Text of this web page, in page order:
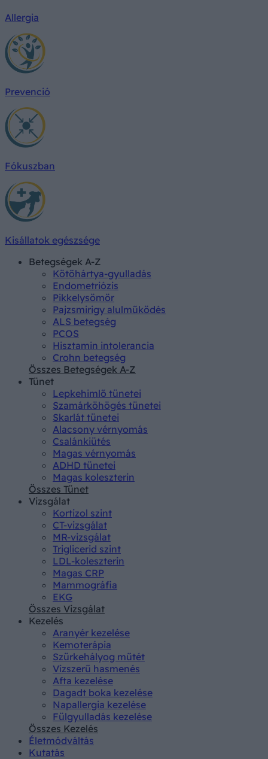
Allergia
Prevenció
Fókuszban
Kisállatok egészsége
Betegségek A-Z
Kötőhártya-gyulladás
Endometriózis
Pikkelysömör
Pajzsmirigy alulműködés
ALS betegség
PCOS
Hisztamin intolerancia
Crohn betegség
Összes Betegségek A-Z
Tünet
Lepkehimlő tünetei
Szamárköhögés tünetei
Skarlát tünetei
Alacsony vérnyomás
Csalánkiütés
Magas vérnyomás
ADHD tünetei
Magas koleszterin
Összes Tünet
Vizsgálat
Kortizol szint
CT-vizsgálat
MR-vizsgálat
Triglicerid szint
LDL-koleszterin
Magas CRP
Mammográfia
EKG
Összes Vizsgálat
Kezelés
Aranyér kezelése
Kemoterápia
Szürkehályog műtét
Vízszerű hasmenés
Afta kezelése
Dagadt boka kezelése
Napallergia kezelése
Fülgyulladás kezelése
Összes Kezelés
Életmódváltás
Kutatás